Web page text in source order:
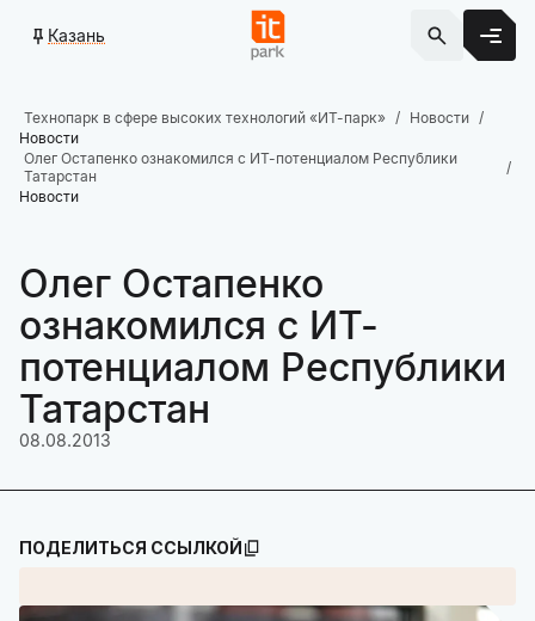
Казань
Технопарк в сфере высоких технологий «ИТ-парк»
Новости
Новости
Олег Остапенко ознакомился с ИТ-потенциалом Республики
Татарстан
Новости
Олег Остапенко
ознакомился с ИТ-
потенциалом Республики
Татарстан
08.08.2013
ПОДЕЛИТЬСЯ ССЫЛКОЙ